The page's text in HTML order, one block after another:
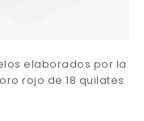
elaborados por la
rojo de 18 quilates